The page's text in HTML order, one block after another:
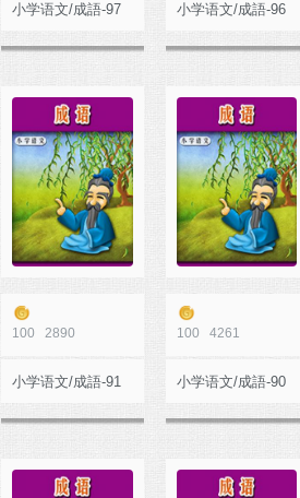
小学语文/成語-97 小学语文/成語-96
100 2890
小学语文/成語-91
100 4261
小学语文/成語-90